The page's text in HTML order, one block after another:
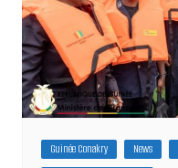
Guinée Conakry News